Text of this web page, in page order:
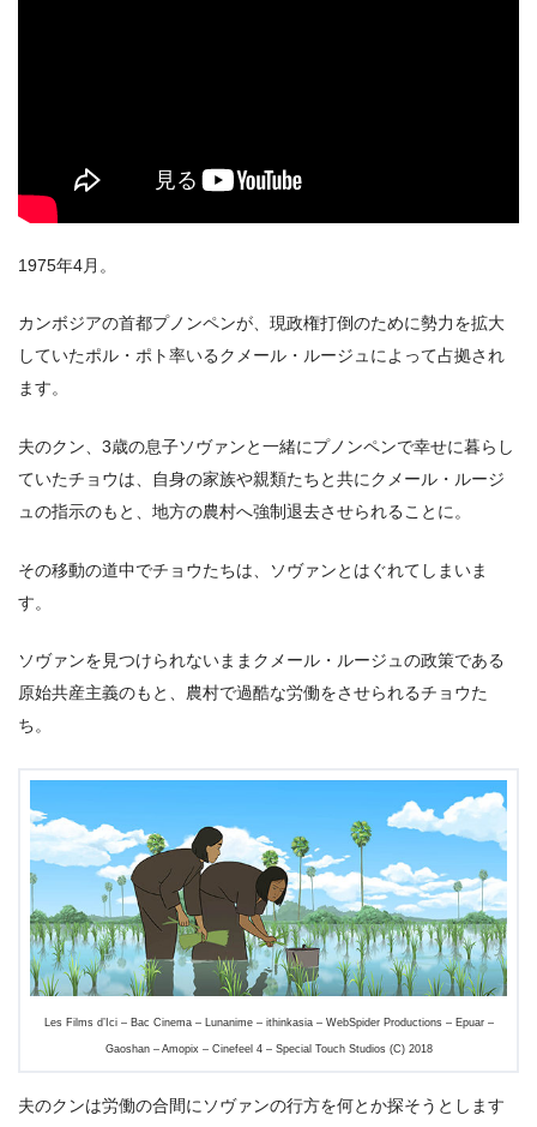
1975年4月。
カンボジアの首都プノンペンが、現政権打倒のために勢力を拡大
していたポル・ポト率いるクメール・ルージュによって占拠され
ます。
夫のクン、3歳の息子ソヴァンと一緒にプノンペンで幸せに暮らし
ていたチョウは、自身の家族や親類たちと共にクメール・ルージ
ュの指示のもと、地方の農村へ強制退去させられることに。
その移動の道中でチョウたちは、ソヴァンとはぐれてしまいま
す。
ソヴァンを見つけられないままクメール・ルージュの政策である
原始共産主義のもと、農村で過酷な労働をさせられるチョウた
ち。
Les Films d’Ici – Bac Cinema – Lunanime – ithinkasia – WebSpider Productions – Epuar –
Gaoshan – Amopix – Cinefeel 4 – Special Touch Studios (C) 2018
夫のクンは労働の合間にソヴァンの行方を何とか探そうとします